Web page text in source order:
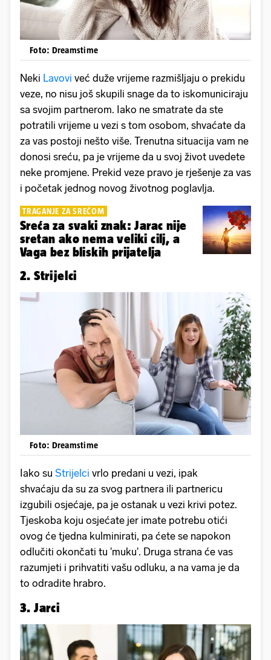
Foto: Dreamstime
Neki Lavovi već duže vrijeme razmišljaju o prekidu
veze, no nisu još skupili snage da to iskomuniciraju
sa svojim partnerom. Iako ne smatrate da ste
potratili vrijeme u vezi s tom osobom, shvaćate da
za vas postoji nešto više. Trenutna situacija vam ne
donosi sreću, pa je vrijeme da u svoj život uvedete
neke promjene. Prekid veze pravo je rješenje za vas
i početak jednog novog životnog poglavlja.
TRAGANJE ZA SREĆOM
Sreća za svaki znak: Jarac nije
sretan ako nema veliki cilj, a
Vaga bez bliskih prijatelja
2. Strijelci
Foto: Dreamstime
Iako su Strijelci vrlo predani u vezi, ipak
shvaćaju da su za svog partnera ili partnericu
izgubili osjećaje, pa je ostanak u vezi krivi potez.
Tjeskoba koju osjećate jer imate potrebu otići
ovog će tjedna kulminirati, pa ćete se napokon
odlučiti okončati tu 'muku'. Druga strana će vas
razumjeti i prihvatiti vašu odluku, a na vama je da
to odradite hrabro.
3. Jarci